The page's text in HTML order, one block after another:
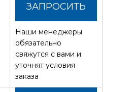
ЗАПРОСИТЬ
СТОИМОСТЬ
Наши менеджеры
обязательно
свяжутся с вами и
уточнят условия
заказа